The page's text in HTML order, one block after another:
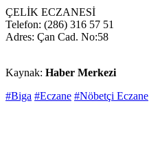
ÇELİK ECZANESİ
Telefon: (286) 316 57 51
Adres: Çan Cad. No:58
Kaynak: Haber Merkezi
#Biga #Eczane #Nöbetçi Eczane